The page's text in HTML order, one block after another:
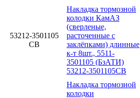
53212-3501105
СВ
Накладка тормозной
колодки КамАЗ
(сверленые,
расточенные с
заклёпками) длинные
к-т 8шт., 5511-
3501105 (БзАТИ)
53212-3501105СВ
Накладка тормозной
колодки